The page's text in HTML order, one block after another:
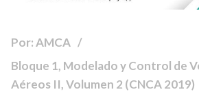
Por: AMCA
Bloque 1, Modelado y Control de
Aéreos II, Volumen 2 (CNCA 2019)